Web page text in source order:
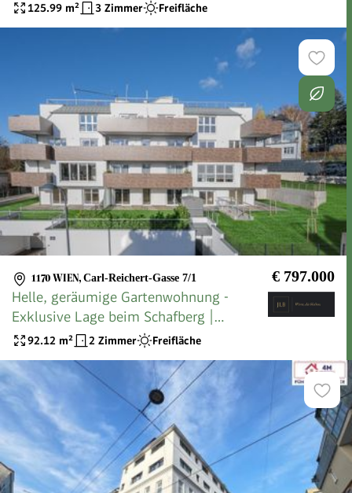
125.99 m² 3 Zimmer Freifläche
1170 WIEN, Carl-Reichert-Gasse 7/1 € 797.000
Helle, geräumige Gartenwohnung -
Exklusive Lage beim Schafberg |
Bezugsbereit
92.12 m² 2 Zimmer Freifläche